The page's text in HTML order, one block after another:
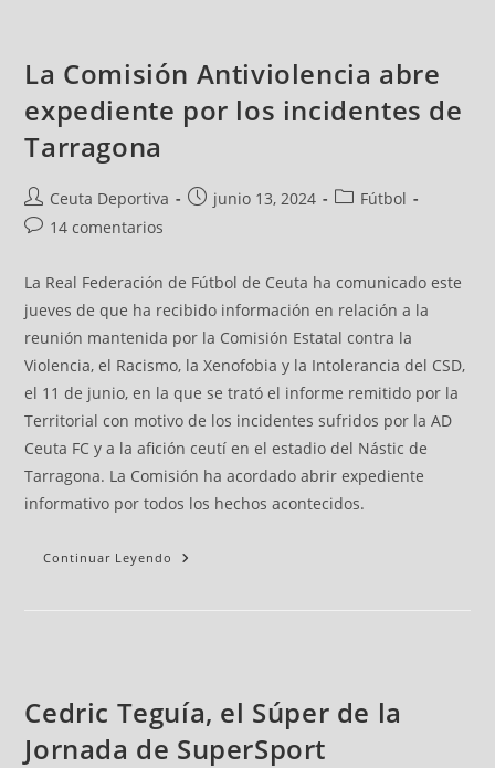
La Comisión Antiviolencia abre
expediente por los incidentes de
Tarragona
Ceuta Deportiva junio 13, 2024
Fútbol
14 comentarios
La Real Federación de Fútbol de Ceuta ha comunicado este
jueves de que ha recibido información en relación a la
reunión mantenida por la Comisión Estatal contra la
Violencia, el Racismo, la Xenofobia y la Intolerancia del CSD,
el 11 de junio, en la que se trató el informe remitido por la
Territorial con motivo de los incidentes sufridos por la AD
Ceuta FC y a la afición ceutí en el estadio del Nástic de
Tarragona. La Comisión ha acordado abrir expediente
informativo por todos los hechos acontecidos.
Continuar Leyendo
Cedric Teguía, el Súper de la
Jornada de SuperSport